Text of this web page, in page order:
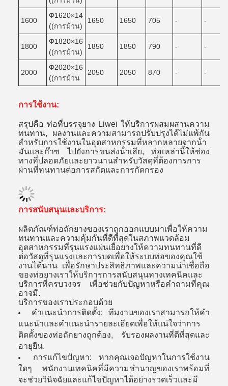
1600
Φ1620×14
((การม้วน)
1650 1650 705 - -
1800
Φ1820×16
((การม้วน)
1850 1850 790 - -
2000
Φ2020×16
((การม้วน
2050 2050 870 - -
การใช้งาน:
สรุปคือ ท่อที่บรรจุยาง Liwei ให้บริการผสมผสานความ
ทนทาน, ผลงานและความสามารถปรับปรุงได้ไม่แพ้กัน
สําหรับการใช้งานในอุตสาหกรรมที่หลากหลายจากน้ํา
มันและก๊าซ ไปยังการขนส่งน้ําเสีย, ท่อเหล่านี้ให้ช่อง
ทางที่ปลอดภัยและยาวนานสําหรับวัสดุที่ต้องการการ
ผ่านที่ทนทานต่อการสกัดและการกัดกรอง
การสนับสนุนและบริการ:
ผลิตภัณฑ์ท่อถักยางของเราถูกออกแบบมาเพื่อให้ความ
ทนทานและความคุ้มกันที่ดีที่สุดในสภาพแวดล้อม
อุตสาหกรรมที่รุนแรงแผ่นเยื่อยางให้ความทนทานที่ดี
ต่อวัสดุที่รุนแรงและการบดเพื่อให้ระบบท่อของคุณใช้
งานได้นาน เพื่อรักษาประสิทธิภาพและความน่าเชื่อถือ
ของท่อยางเราให้บริการการสนับสนุนทางเทคนิคและ
บริการที่ครบวงจร เพื่อช่วยกับปัญหาหรือคําถามที่คุณ
อาจมี.
บริการของเราประกอบด้วย
คําแนะนําการติดตั้ง: ทีมงานของเราสามารถให้คํา
แนะนําและคําแนะนํารายละเอียดเพื่อให้แน่ใจว่าการ
ติดตั้งของท่อถักยางถูกต้อง, รับรองผลงานที่ดีที่สุดและ
อายุยืน.
การแก้ไขปัญหา: หากคุณเจอปัญหาในการใช้งาน
ใดๆ พนักงานเทคนิคที่มีความชํานาญของเราพร้อมที่
จะช่วยวินิจฉัยและแก้ไขปัญหาได้อย่างรวดเร็วและมี